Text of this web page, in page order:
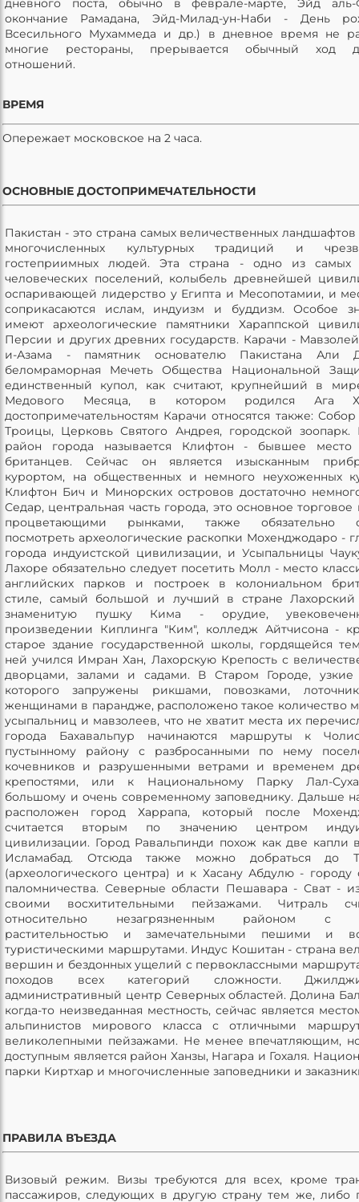
дневного поста, обычно в феврале-марте, Эйд
окончание Рамадана, Эйд-Милад-ун-Наби - День
Всесильного Мухаммеда и др.) в дневное время не
многие рестораны, прерывается обычный ход
отношений.
ВРЕМЯ
Опережает московское на 2 часа.
ОСНОВНЫЕ ДОСТОПРИМЕЧАТЕЛЬНОСТИ
Пакистан - это страна самых величественных
многочисленных культурных традиций и
гостеприимных людей. Эта страна - одно из самых
человеческих поселений, колыбель древнейшей
оспаривающей лидерство у Египта и Месопотамии, и
соприкасаются ислам, индуизм и буддизм. Особое
имеют археологические памятники Хараппской
Персии и других древних государств. Карачи -
и-Азама - памятник основателю Пакистана Али
беломраморная Мечеть Общества Национальной
единственный купол, как считают, крупнейший в
Медового Месяца, в котором родился Ага
достопримечательностям Карачи относятся также:
Троицы, Церковь Святого Андрея, городской
район города называется Клифтон - бывшее место
британцев. Сейчас он является изысканным
курортом, на общественных и немного неухоженных
Клифтон Бич и Минорских островов достаточно
Седар, центральная часть города, это основное торговое
процветающими рынками, также обязательно
посмотреть археологические раскопки Мохенджодаро -
города индуистской цивилизации, и Усыпальницы
Лахоре обязательно следует посетить Молл - место
английских парков и построек в колониальном
стиле, самый большой и лучший в стране Лахорский
знаменитую пушку Кима - орудие,
произведении Киплинга "Ким", колледж Айтчисона -
старое здание государственной школы, гордящейся
ней учился Имран Хан, Лахорскую Крепость с
дворцами, залами и садами. В Старом Городе, узкие
которого запружены рикшами, повозками,
женщинами в парандже, расположено такое количество
усыпальниц и мавзолеев, что не хватит места их
города Бахавальпур начинаются маршруты к
пустынному району с разбросанными по нему
кочевников и разрушенными ветрами и временем
крепостями, или к Национальному Парку Лал-
большому и очень современному заповеднику. Дальше
расположен город Харрапа, который после
считается вторым по значению центром
цивилизации. Город Равальпинди похож как две капли
Исламабад. Отсюда также можно добраться до
(археологического центра) и к Хасану Абдулю - городу
паломничества. Северные области Пешавара - Сват -
своими восхитительными пейзажами. Читраль
относительно незагрязненным районом с
растительностью и замечательными пешими и
туристическими маршрутами. Индус Кошитан - страна
вершин и бездонных ущелий с первоклассными
походов всех категорий сложности.
административный центр Северных областей. Долина
когда-то неизведанная местность, сейчас является
альпинистов мирового класса с отличными
великолепными пейзажами. Не менее впечатляющим,
доступным является район Ханзы, Нагара и Гохаля.
парки Киртхар и многочисленные заповедники и
ПРАВИЛА ВЪЕЗДА
Визовый режим. Визы требуются для всех, кроме
пассажиров, следующих в другую страну тем же, либо